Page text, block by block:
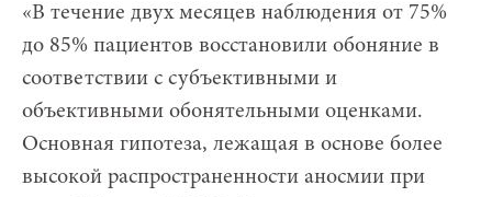
«В течение двух месяцев наблюдения от 75%
до 85% пациентов восстановили обоняние в
соответствии с субъективными и
объективными обонятельными оценками.
Основная гипотеза, лежащая в основе более
высокой распространенности аносмии при